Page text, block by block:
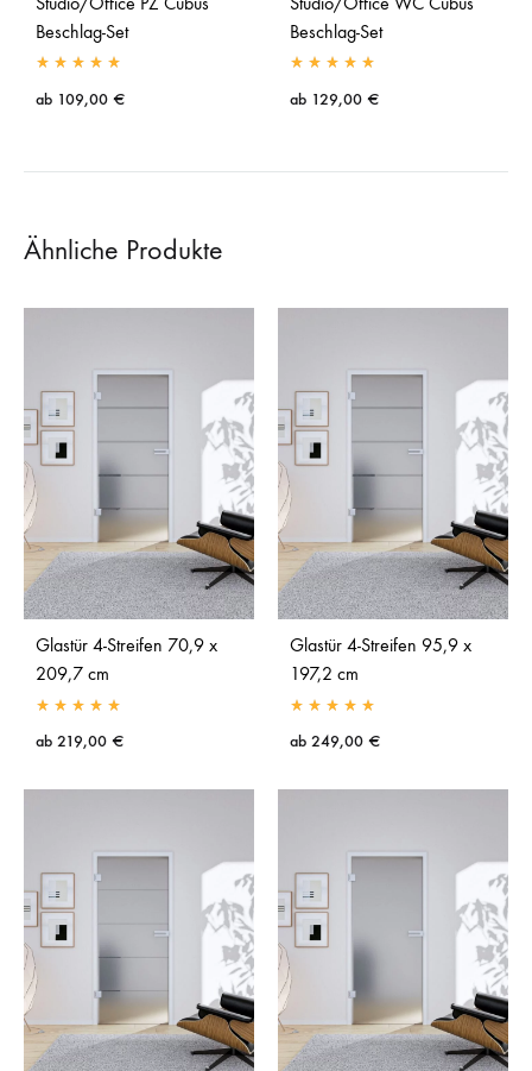
Beschlag-Set
ab 109,00 €
Beschlag-Set
ab 129,00 €
Ähnliche Produkte
Glastür 4-Streifen 70,9 x
209,7 cm
ab 219,00 €
Glastür 4-Streifen 95,9 x
197,2 cm
ab 249,00 €